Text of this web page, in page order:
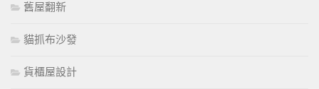
舊屋翻新
貓抓布沙發
貨櫃屋設計